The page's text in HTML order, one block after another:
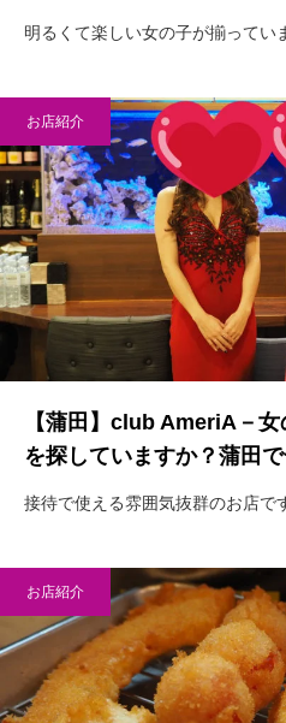
明るくて楽しい女の子が揃ってい
お店紹介
【蒲田】club AmeriA－
を探していますか？蒲田
接待で使える雰囲気抜群のお店で
お店紹介